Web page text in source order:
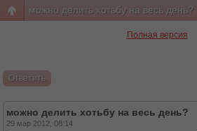
можно делить хотьбу на весь день?
Полная версия
Ответить
можно делить хотьбу на весь день?
29 мар 2012, 08:14